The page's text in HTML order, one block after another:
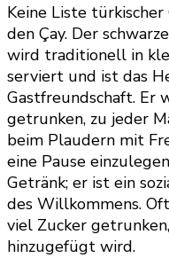
Keine Liste
den Çay. Der
wird traditionell in
serviert und ist das
Gastfreundschaft. Er
getrunken, zu jeder
beim Plaudern mit
eine Pause
Getränk; er ist ein
des Willkommens.
viel Zucker
hinzugefügt wird.